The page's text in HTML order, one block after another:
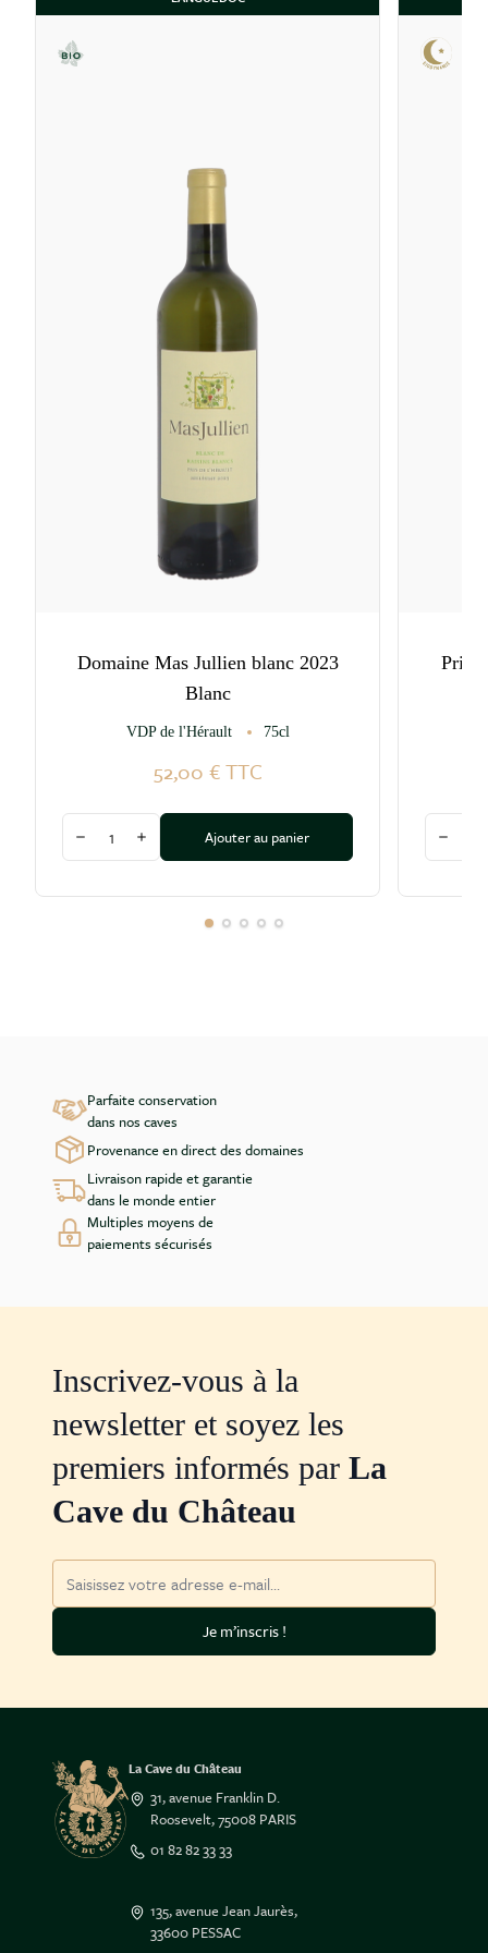
Domaine Mas Jullien blanc 2023
Blanc
VDP de l'Hérault 75cl
52,00 €TTC
Diminuer la quantité
Augmenter la quantité
Ajouter au panier
Parfaite conservation
dans nos caves
Provenance en direct des domaines
Livraison rapide et garantie
dans le monde entier
Multiples moyens de
paiements sécurisés
Inscrivez-vous à la
newsletter et soyez les
premiers informés par La
Cave du Château
Adresse mail
Je m’inscris !
La Cave du Château
31, avenue Franklin D.
Roosevelt, 75008 PARIS
01 82 82 33 33
135, avenue Jean Jaurès,
33600 PESSAC